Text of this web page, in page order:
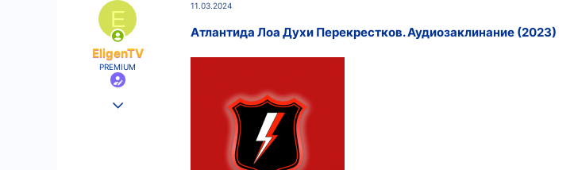
а
E
EligenTV
PREMIUM
11.03.2024
Атлантида Лоа Духи Перекрестков. Аудиозаклинание (2023)